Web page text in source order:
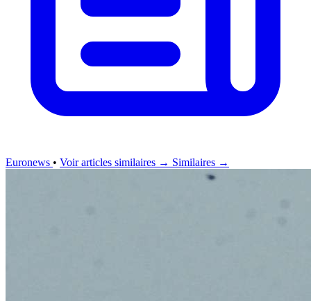
Euronews • Voir articles similaires → Similaires →